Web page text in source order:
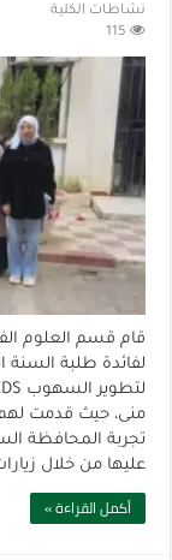
نشاطات الكلية
115
لفائدة طلبة السنة
منى، حيث قدمت
تجربة المحافظة
عليها من خلال
أكمل القراءة »